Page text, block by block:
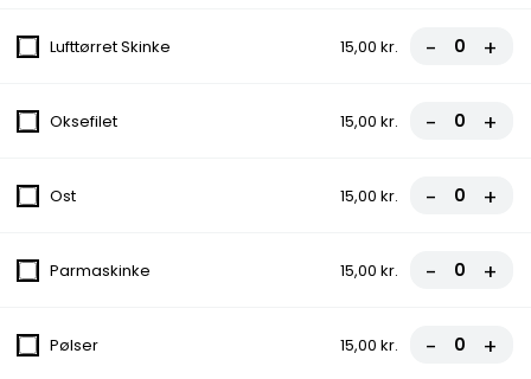
Tomatsauce, Ost, Kødsauce, Løg
14. Gourmet
Tomatsauce, Ost, Skinke, Bacon,
Cocktailpølser
Lufttørret Skinke 15,00 kr. - +
Oksefilet 15,00 kr. - +
Ost 15,00 kr. - +
Parmaskinke 15,00 kr. - +
Pølser 15,00 kr. - +